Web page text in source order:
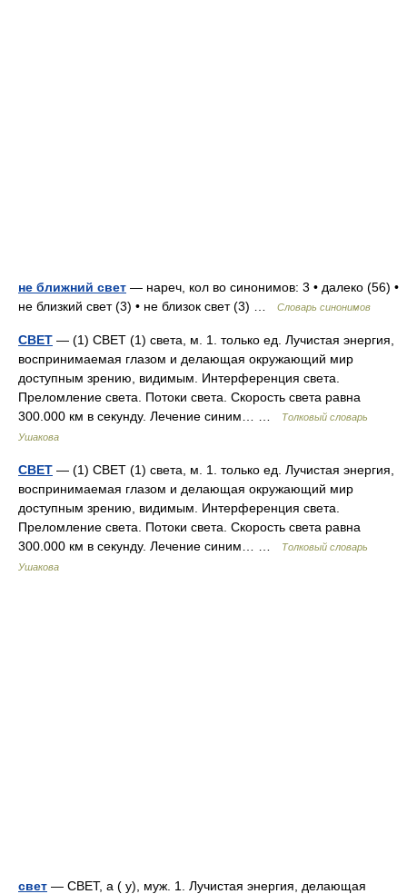
не ближний свет — нареч, кол во синонимов: 3 • далеко (56) •
не близкий свет (3) • не близок свет (3) …
Словарь синонимов
СВЕТ — (1) СВЕТ (1) света, м. 1. только ед. Лучистая энергия,
воспринимаемая глазом и делающая окружающий мир
доступным зрению, видимым. Интерференция света.
Преломление света. Потоки света. Скорость света равна
300.000 км в секунду. Лечение синим… …
Толковый словарь
Ушакова
СВЕТ — (1) СВЕТ (1) света, м. 1. только ед. Лучистая энергия,
воспринимаемая глазом и делающая окружающий мир
доступным зрению, видимым. Интерференция света.
Преломление света. Потоки света. Скорость света равна
300.000 км в секунду. Лечение синим… …
Толковый словарь
Ушакова
свет — СВЕТ, а ( у), муж. 1. Лучистая энергия, делающая